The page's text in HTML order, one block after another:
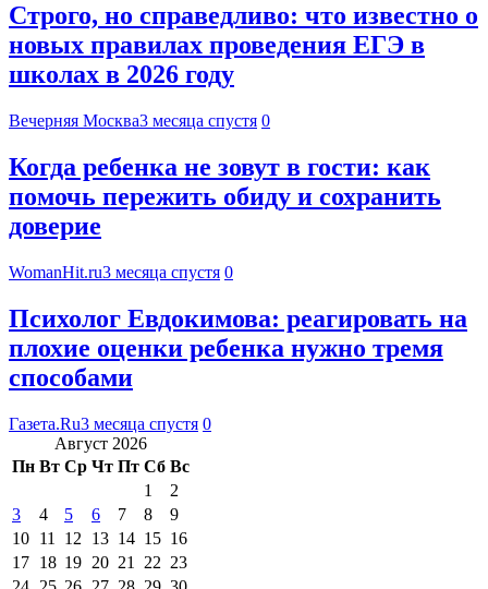
Строго, но справедливо: что известно о
новых правилах проведения ЕГЭ в
школах в 2026 году
Вечерняя Москва3 месяца спустя 0
Когда ребенка не зовут в гости: как
помочь пережить обиду и сохранить
доверие
WomanHit.ru3 месяца спустя 0
Психолог Евдокимова: реагировать на
плохие оценки ребенка нужно тремя
способами
Газета.Ru3 месяца спустя 0
Август 2026
Пн Вт Ср Чт Пт Сб Вс
1
2
3
4 5 6 7 8
9
10 11 12 13 14 15 16
17 18 19 20 21 22 23